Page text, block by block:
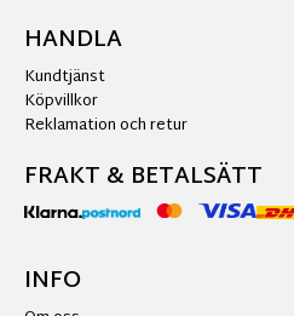
HANDLA
Kundtjänst
Köpvillkor
Reklamation och retur
FRAKT & BETALSÄTT
INFO